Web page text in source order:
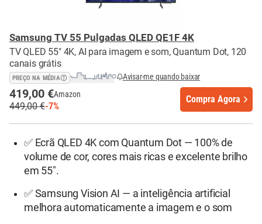
Samsung TV 55 Pulgadas QLED QE1F 4K
TV QLED 55" 4K, AI para imagem e som, Quantum Dot, 120
canais grátis
PREÇO NA MÉDIA Avisar-me quando baixar
419,00 €Amazon
449,00 €-7%
Compra Agora
✅ Ecrã QLED 4K com Quantum Dot — 100% de
volume de cor, cores mais ricas e excelente brilho
em 55".
✅ Samsung Vision AI — a inteligência artificial
melhora automaticamente a imagem e o som